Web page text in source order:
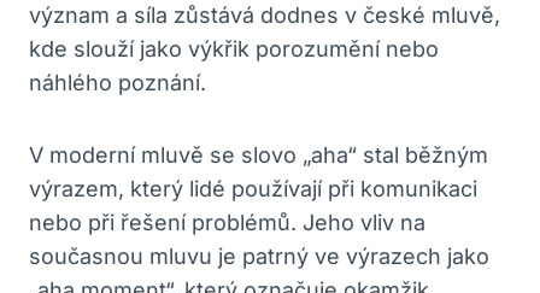
význam a ‌síla zůstává dodnes v české mluvě,
kde ‌slouží jako výkřik porozumění nebo
náhlého poznání.
V moderní mluvě se slovo „aha“ stal běžným
výrazem, který lidé používají při⁤ komunikaci
nebo při řešení problémů. Jeho vliv na
současnou mluvu je patrný ve výrazech jako